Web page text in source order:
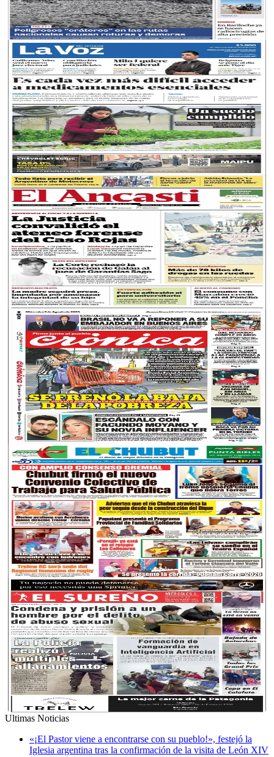
Ultimas Noticias
«¡El Pastor viene a encontrarse con su pueblo!», festejó la
Iglesia argentina tras la confirmación de la visita de León XIV